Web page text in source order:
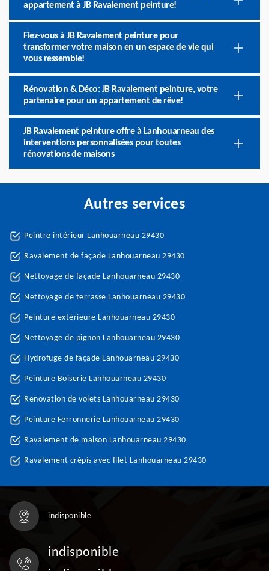
appartement à JB Ravalement peinture!
Fiez-vous à JB Ravalement peinture pour
transformer votre maison en un espace de vie qui
vous ressemble!
Rénovation & Déco: JB Ravalement peinture, votre
partenaire pour un appartement de rêve!
JB Ravalement peinture offre à Lanhouarneau des
interventions personnalisées pour toutes
rénovations de maisons
Autres services
Peintre intérieur Lanhouarneau 29430
Ravalement de façade Lanhouarneau 29430
Nettoyage de façade Lanhouarneau 29430
Nettoyage de terrasse Lanhouarneau 29430
Peinture extérieure Lanhouarneau 29430
Nettoyage de pignon Lanhouarneau 29430
Hydrofuge de façade Lanhouarneau 29430
Peinture Boiserie Lanhouarneau 29430
Renovation de volets Lanhouarneau 29430
Peinture Ferronnerie Lanhouarneau 29430
Ravalement de maison Lanhouarneau 29430
Ravalement crépis avec filet Lanhouarneau 29430
indisponible
indisponible